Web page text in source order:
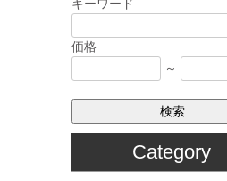
キーワード
価格
～
検索
Category